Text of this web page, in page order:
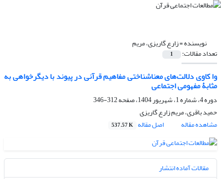
نویسنده =زارع گاریزی، مریم
تعداد مقالات: 1
وا کاوی دلالت‌های معناشناختی مفاهیم قرآنی در پیوند با دیگرخواهی به
مثابۀ مفهومی اجتماعی
دوره 4، شماره 1، شهریور 1404، صفحه
312-346
حمید باقری، مریم زارع گاریزی
مشاهده مقاله
اصل مقاله 537.57 K
مقالات آماده انتشار